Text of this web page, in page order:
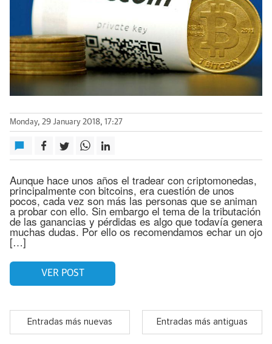
Monday, 29 January 2018, 17:27
Aunque hace unos años el tradear con criptomonedas,
principalmente con bitcoins, era cuestión de unos
pocos, cada vez son más las personas que se animan
a probar con ello. Sin embargo el tema de la tributación
de las ganancias y pérdidas es algo que todavía genera
muchas dudas. Por ello os recomendamos echar un ojo
[…]
VER POST
Entradas más nuevas Entradas más antiguas